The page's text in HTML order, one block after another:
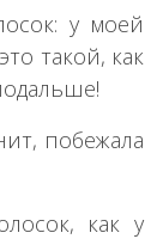
у моей
такой, как
побежала
как у